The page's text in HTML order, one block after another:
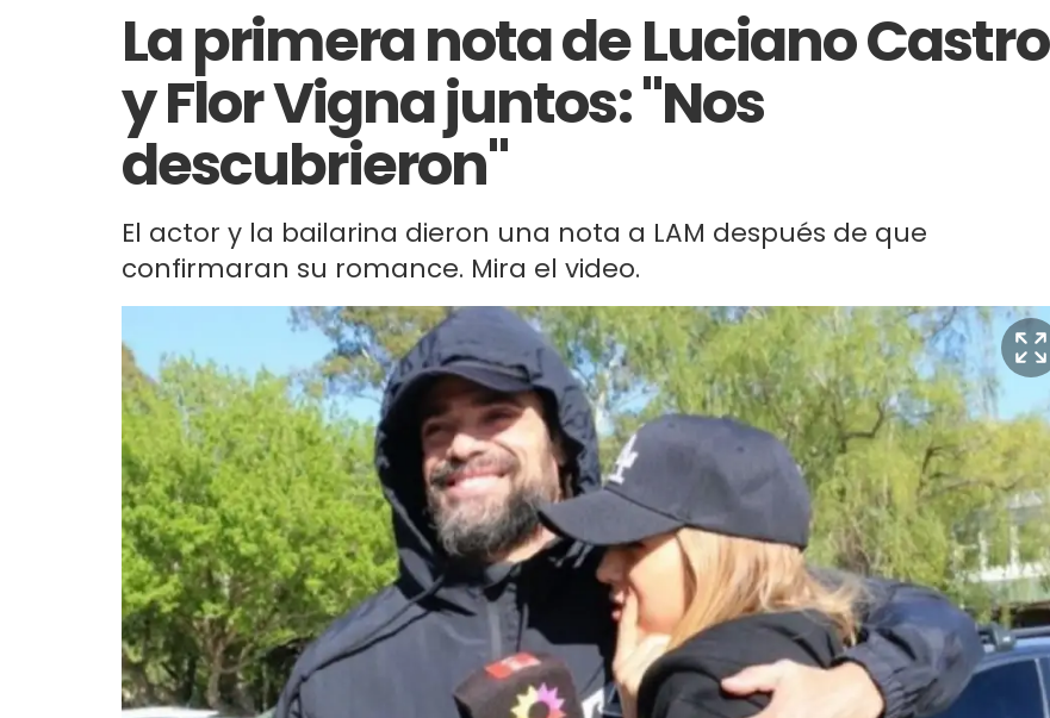
La primera nota de Luciano Castro
y Flor Vigna juntos: "Nos
descubrieron"
El actor y la bailarina dieron una nota a LAM después de que
confirmaran su romance. Mira el video.